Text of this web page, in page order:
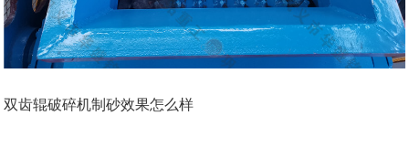
双齿辊破碎机制砂效果怎么样